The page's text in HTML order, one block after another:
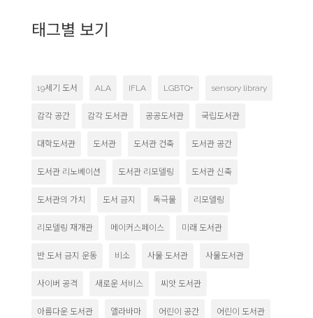
태그별 보기
19세기 도서 ALA IFLA LGBTQ+ sensory library
감각 공간 감각 도서관 공공도서관 국립도서관
대학도서관 도서관 도서관 건축 도서관 공간
도서관 리노베이션 도서관 리모델링 도서관 신축
도서관의 가치 도서 금지 독극물 리모델링
리모델링 재개관 메이커스페이스 미래 도서관
반 도서 금지 운동 비소 사물 도서관 사물도서관
사이버 공격 새로운 서비스 씨앗 도서관
아름다운 도서관 앨라바마 어린이 공간 어린이 도서관